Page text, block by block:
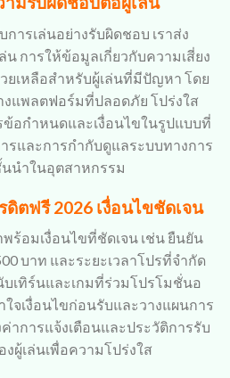
ารเล่นอย่างรับผิดชอบ เราส่ง
น การให้ข้อมูลเกี่ยวกับความเสี่ยง
ยเหลือสำหรับผู้เล่นที่มีปัญหา โดย
แพลตฟอร์มที่ปลอดภัย โปร่งใส
อกำหนดและเงื่อนไขในรูปแบบที่
รและการกำกับดูแลระบบทางการ
นนำในอุตสาหกรรม
ตฟรี 2026 เงื่อนไขชัดเจน
พร้อมเงื่อนไขที่ชัดเจน เช่น ยืนยัน
บาท และระยะเวลาโปรที่จำกัด
บเทิร์นและเกมที่ร่วมโปรโมชั่นอ
าใจเงื่อนไขก่อนรับและวางแผนการ
าการแจ้งเตือนและประวัติการรับ
ผู้เล่นเพื่อความโปร่งใส